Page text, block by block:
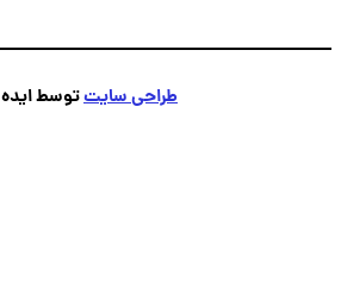
طراحی سایتتوسط ایده وب